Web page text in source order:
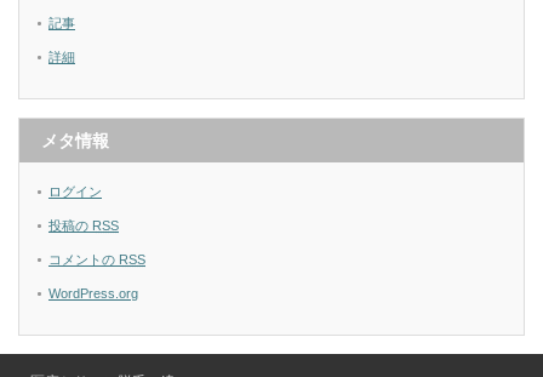
記事
詳細
メタ情報
ログイン
投稿の RSS
コメントの RSS
WordPress.org